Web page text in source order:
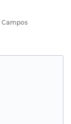
Campos